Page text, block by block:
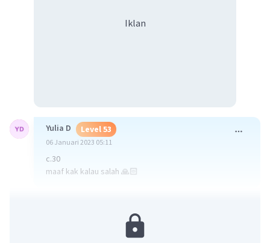
Iklan
Yulia D Level 53
06 Januari 2023 05:11
c.30
maaf kak kalau salah 🙏🏻